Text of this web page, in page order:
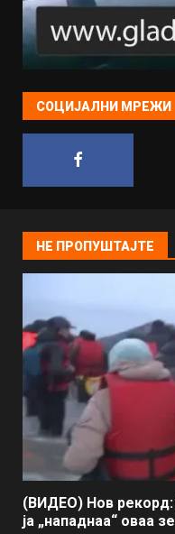
СОЦИЈАЛНИ МРЕЖИ
НЕ ПРОПУШТАЈТЕ
(ВИДЕО) Нов рекорд:
ја „нападнаа“ оваа